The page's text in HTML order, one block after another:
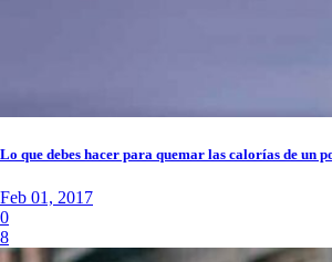
Lo que debes hacer para quemar las calorías de un
Feb 01, 2017
0
8